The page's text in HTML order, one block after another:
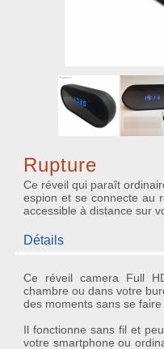
Rupture
Ce réveil qui paraît
espion et se connecte au
accessible à distance sur
Détails
Ce réveil camera Full
chambre ou dans votre
des moments sans se faire
Il fonctionne sans fil et
votre smartphone ou